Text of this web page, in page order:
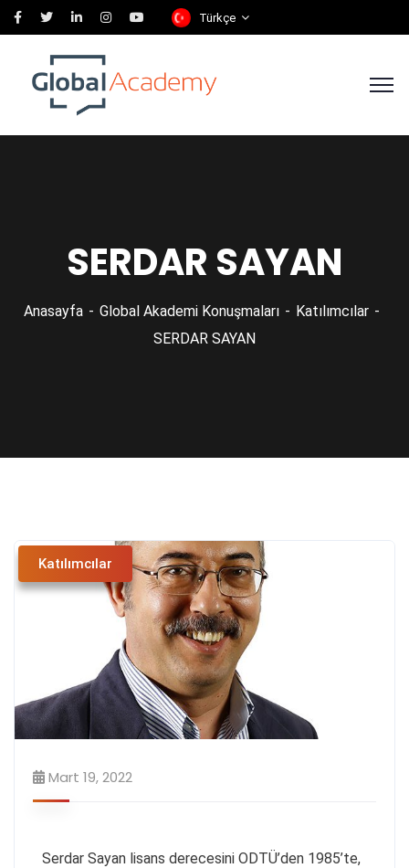
Türkçe
SERDAR SAYAN
Anasayfa Global Akademi Konuşmaları
Katılımcılar
SERDAR SAYAN
Katılımcılar
Mart 19, 2022
Serdar Sayan lisans derecesini ODTÜ’den 1985’te,